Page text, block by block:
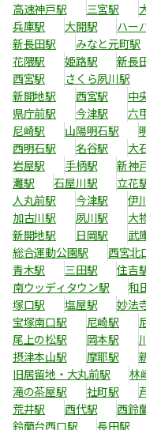
高速神戸駅
三宮駅
兵庫駅
大開駅 ハー
新長田駅
みなと元町駅
花隈駅
姫路駅 新長
西宮駅
さくら夙川駅
新開地駅
西宮駅 中
県庁前駅
今津駅 六
尼崎駅
山陽明石駅
西明石駅
名谷駅 大
岩屋駅
手柄駅 新神
灘駅
石屋川駅 立花
人丸前駅
今津駅 伊
加古川駅
夙川駅 大
新開地駅
日岡駅 武
総合運動公園駅
西宮北
青木駅
三田駅 住吉
南ウッディタウン駅
和
塚口駅
塩屋駅 妙法
宝塚南口駅
尼崎駅
尾上の松駅
岡本駅
摂津本山駅
摩耶駅
旧居留地・大丸前駅
林
滝の茶屋駅
社町駅
荒井駅
西代駅 西鈴
鈴蘭台西口駅
長田駅